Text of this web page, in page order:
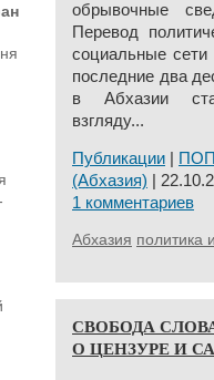
обрывочные
Перевод
социальные
последние два
в Абхазии
взгляду...
Публикации
(Абхазия) |
1 комментариев
Абхазия политика
СВОБОДА
О ЦЕНЗУРЕ И